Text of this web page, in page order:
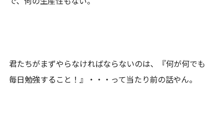
君たちがまずやらなければならないのは、『何が何でも
毎日勉強すること！』・・・って当たり前の話やん。